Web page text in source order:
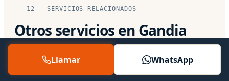
12 — SERVICIOS RELACIONADOS
Otros servicios en Gandia
Reparación de Aire Acondicionado
Llamar WhatsApp